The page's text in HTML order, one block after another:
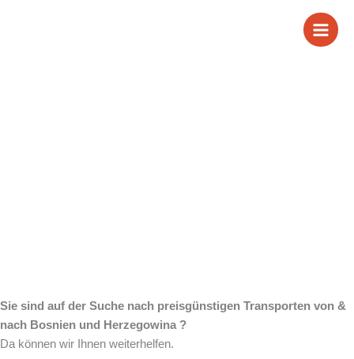
Sie sind auf der Suche nach preisgünstigen Transporten von &
nach Bosnien und Herzegowina ?
Da können wir Ihnen weiterhelfen.